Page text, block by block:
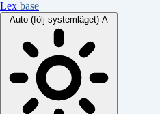
Lex base
Auto (följ systemläget) A